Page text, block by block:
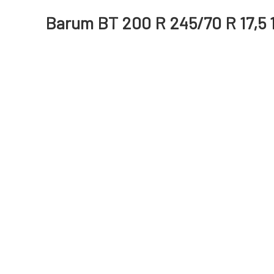
Barum BT 200 R 245/70 R 17,5